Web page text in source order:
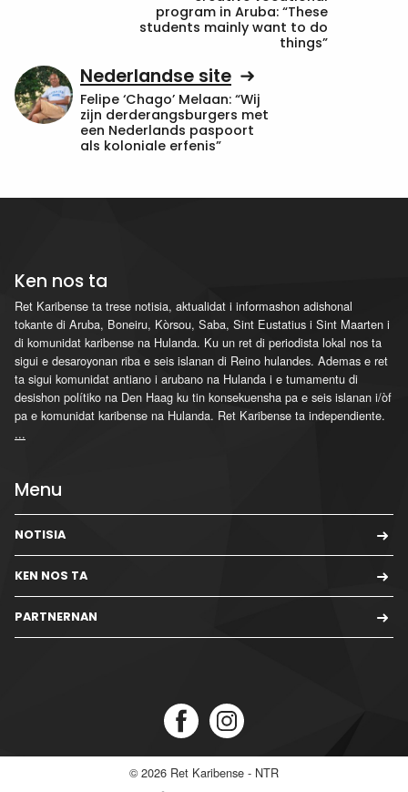
program in Aruba: “These
students mainly want to do
things”
Nederlandse site
Felipe ‘Chago’ Melaan: “Wij
zijn derderangsburgers met
een Nederlands paspoort
als koloniale erfenis”
Ken nos ta
Ret Karibense ta trese notisia, aktualidat i informashon adishonal
tokante di Aruba, Boneiru, Kòrsou, Saba, Sint Eustatius i Sint Maarten i
di komunidat karibense na Hulanda. Ku un ret di periodista lokal nos ta
sigui e desaroyonan riba e seis islanan di Reino hulandes. Ademas e ret
ta sigui komunidat antiano i arubano na Hulanda i e tumamentu di
desishon polítiko na Den Haag ku tin konsekuensha pa e seis islanan i/òf
pa e komunidat karibense na Hulanda. Ret Karibense ta independiente.
...
Menu
NOTISIA
KEN NOS TA
PARTNERNAN
© 2026 Ret Karibense - NTR